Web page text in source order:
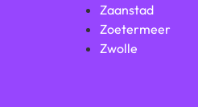
Zaanstad
Zoetermeer
Zwolle